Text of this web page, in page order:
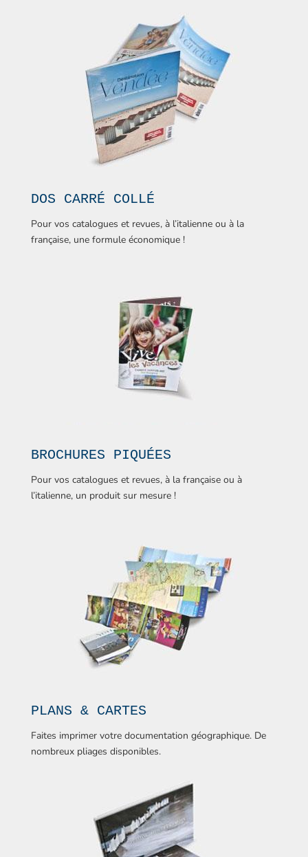
DOS CARRÉ COLLÉ
Pour vos catalogues et revues, à l’italienne ou à la
française, une formule économique !
BROCHURES PIQUÉES
Pour vos catalogues et revues, à la française ou à
l’italienne, un produit sur mesure !
PLANS & CARTES
Faites imprimer votre documentation géographique. De
nombreux pliages disponibles.